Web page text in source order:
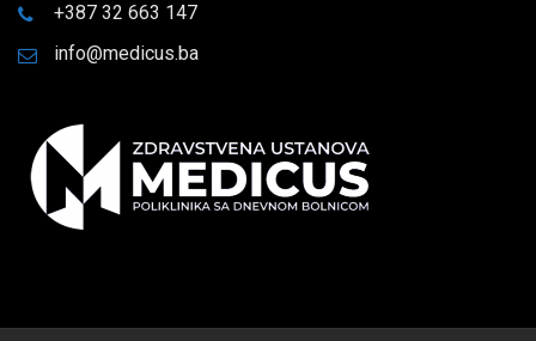
+387 32 663 147
info@medicus.ba